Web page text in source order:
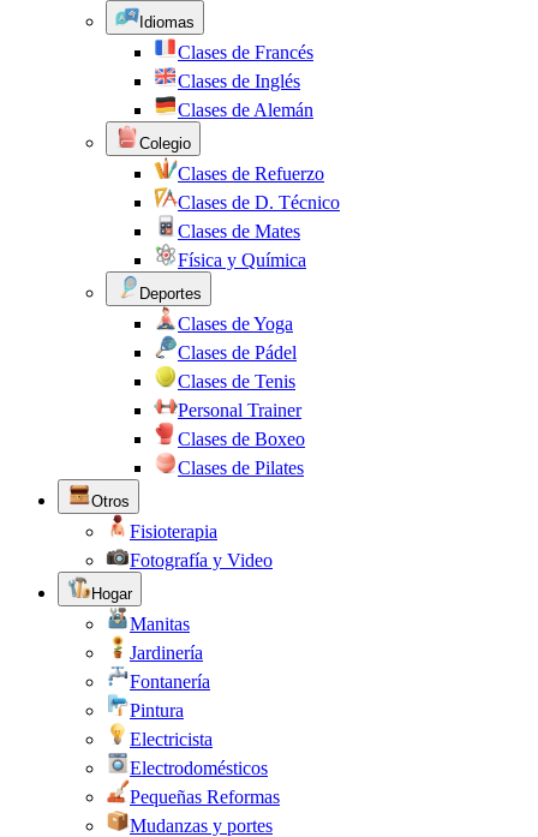
Idiomas
Clases de Francés
Clases de Inglés
Clases de Alemán
Colegio
Clases de Refuerzo
Clases de D. Técnico
Clases de Mates
Física y Química
Deportes
Clases de Yoga
Clases de Pádel
Clases de Tenis
Personal Trainer
Clases de Boxeo
Clases de Pilates
Otros
Fisioterapia
Fotografía y Video
Hogar
Manitas
Jardinería
Fontanería
Pintura
Electricista
Electrodomésticos
Pequeñas Reformas
Mudanzas y portes